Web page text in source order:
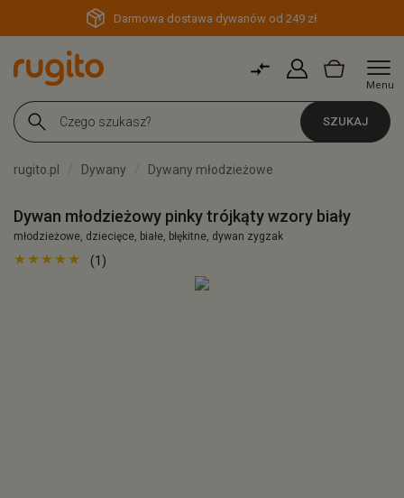
Darmowa dostawa dywanów od 249 zł
Menu
SZUKAJ
rugito.pl Dywany Dywany młodzieżowe
Dywan młodzieżowy pinky trójkąty wzory biały
młodzieżowe, dziecięce, białe, błękitne, dywan zygzak
(1)